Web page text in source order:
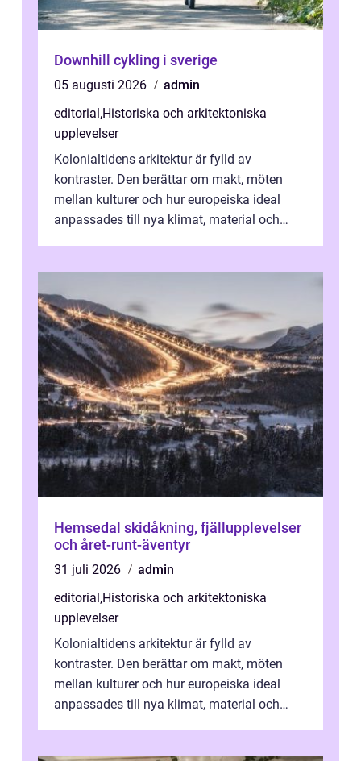
Downhill cykling i sverige
05 augusti 2026
admin
editorial,Historiska och arkitektoniska
upplevelser
Kolonialtidens arkitektur är fylld av
kontraster. Den berättar om makt, möten
mellan kulturer och hur europeiska ideal
anpassades till nya klimat, material och
Hemsedal skidåkning, fjällupplevelser
och året-runt-äventyr
31 juli 2026
admin
editorial,Historiska och arkitektoniska
upplevelser
Kolonialtidens arkitektur är fylld av
kontraster. Den berättar om makt, möten
mellan kulturer och hur europeiska ideal
anpassades till nya klimat, material och